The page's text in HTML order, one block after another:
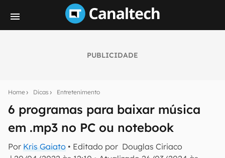
PUBLICIDADE
Home Dicas Entretenimento
6 programas para baixar música
em .mp3 no PC ou notebook
Por Kris Gaiato • Editado por Douglas Ciriaco
notícias e reviews sobre tecnologia em primeira
E-mail